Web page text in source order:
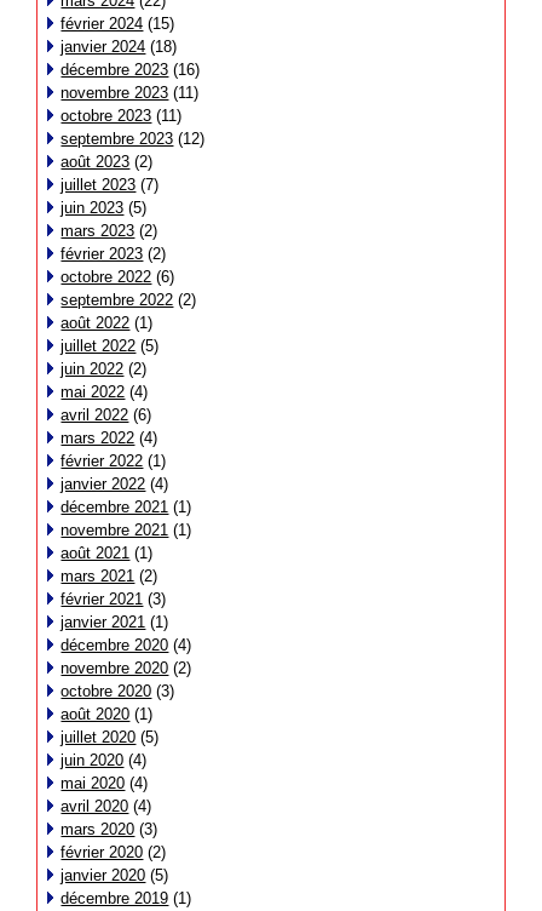
février 2024 (15)
janvier 2024 (18)
décembre 2023 (16)
novembre 2023 (11)
octobre 2023 (11)
septembre 2023 (12)
août 2023 (2)
juillet 2023 (7)
juin 2023 (5)
mars 2023 (2)
février 2023 (2)
octobre 2022 (6)
septembre 2022 (2)
août 2022 (1)
juillet 2022 (5)
juin 2022 (2)
mai 2022 (4)
avril 2022 (6)
mars 2022 (4)
février 2022 (1)
janvier 2022 (4)
décembre 2021 (1)
novembre 2021 (1)
août 2021 (1)
mars 2021 (2)
février 2021 (3)
janvier 2021 (1)
décembre 2020 (4)
novembre 2020 (2)
octobre 2020 (3)
août 2020 (1)
juillet 2020 (5)
juin 2020 (4)
mai 2020 (4)
avril 2020 (4)
mars 2020 (3)
février 2020 (2)
janvier 2020 (5)
décembre 2019 (1)